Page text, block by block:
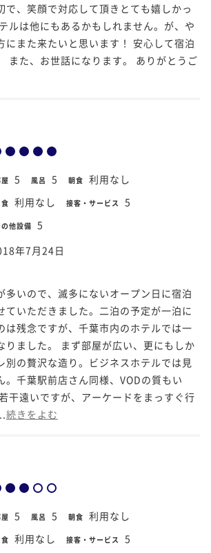
で、笑顔で対応して頂きとても嬉しかっ
ルは他にもあるかもしれません。が、や
にまた来たいと思います！ 安心して宿泊
また、お世話になります。 ありがとうご
5 風呂 5 朝食 利用なし
利用なし 接客・サービス 5
の他設備 5
年7月24日
多いので、滅多にないオープン日に宿泊
ていただきました。二泊の予定が一泊に
は残念ですが、千葉市内のホテルでは一
りました。 まず部屋が広い、更にもしか
別の贅沢な造り。ビジネスホテルでは見
。千葉駅前店さん同様、VODの質もい
干遠いですが、アーケードをまっすぐ行
続きをよむ
5 風呂 5 朝食 利用なし
利用なし 接客・サービス 5